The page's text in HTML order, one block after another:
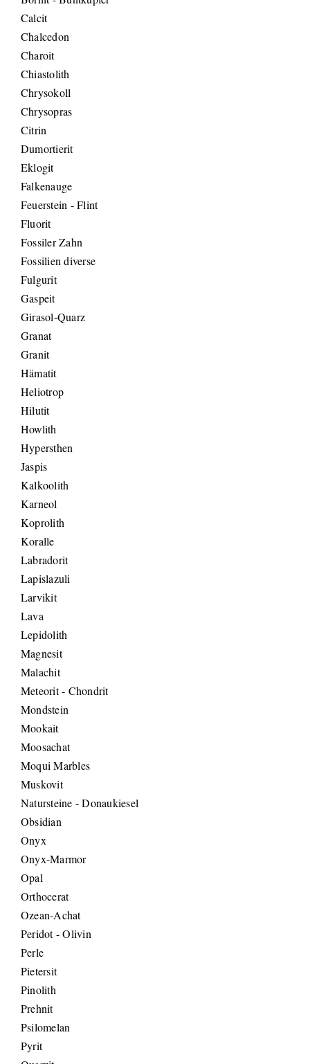
Calcit
Chalcedon
Charoit
Chiastolith
Chrysokoll
Chrysopras
Citrin
Dumortierit
Eklogit
Falkenauge
Feuerstein - Flint
Fluorit
Fossiler Zahn
Fossilien diverse
Fulgurit
Gaspeit
Girasol-Quarz
Granat
Granit
Hämatit
Heliotrop
Hilutit
Howlith
Hypersthen
Jaspis
Kalkoolith
Karneol
Koprolith
Koralle
Labradorit
Lapislazuli
Larvikit
Lava
Lepidolith
Magnesit
Malachit
Meteorit - Chondrit
Mondstein
Mookait
Moosachat
Moqui Marbles
Muskovit
Natursteine - Donaukiesel
Obsidian
Onyx
Onyx-Marmor
Opal
Orthocerat
Ozean-Achat
Peridot - Olivin
Perle
Pietersit
Pinolith
Prehnit
Psilomelan
Pyrit